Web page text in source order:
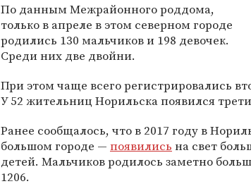
По данным Межрайонного роддома,
только в апреле в этом северном городе
родились 130 мальчиков и 198 девочек.
Среди них две двойни.
При этом чаще всего регистрировались
У 52 жительниц Норильска появился
Ранее сообщалось, что в 2017 году в
большом городе — появились на свет
детей. Мальчиков родилось заметно
1206.